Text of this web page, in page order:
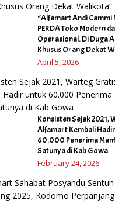
“Alfamart Andi Cammi
PERDA Toko Modern
Operasional. Di Duga
Khusus Orang Dekat
April 5, 2026
Konsisten Sejak 2021,
Alfamart Kembali
60.000 Penerima
Satunya di Kab Gowa
February 24, 2026